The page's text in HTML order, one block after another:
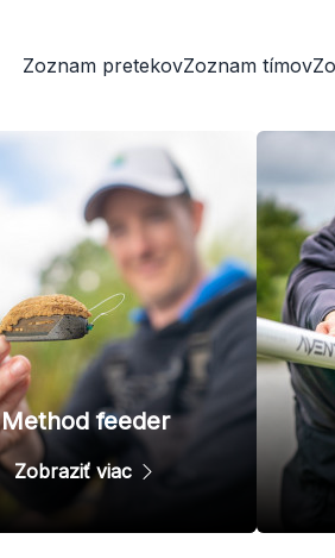
Zoznam pretekovZoznam tímov
Method feeder
Zobraziť viac